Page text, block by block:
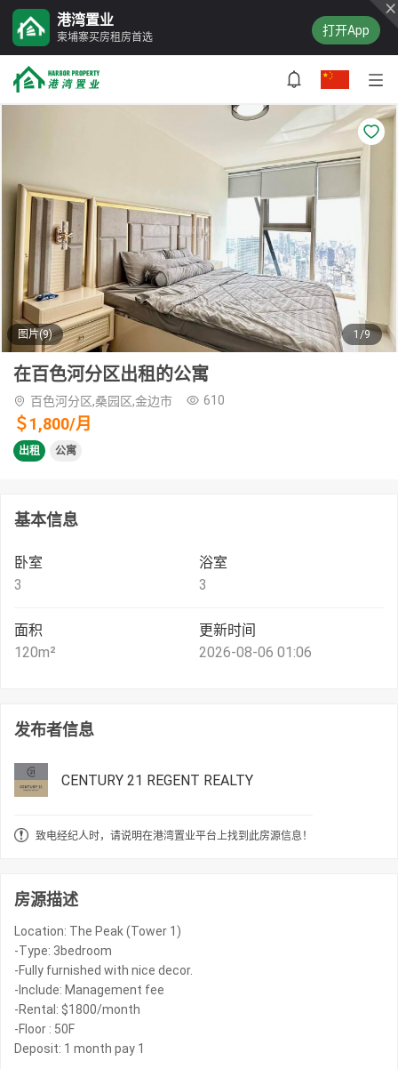
港湾置业
柬埔寨买房租房首选 打开App
图片(9) 1/9
在百色河分区出租的公寓
百色河分区,桑园区,金边市 610
＄1,800/月
出租 公寓
基本信息
卧室
3
浴室
3
面积
120m²
更新时间
2026-08-06 01:06
发布者信息
CENTURY 21 REGENT REALTY
致电经纪人时，请说明在港湾置业平台上找到此房源信息！
房源描述
Location: The Peak (Tower 1)
-Type: 3bedroom
-Fully furnished with nice decor.
-Include: Management fee
-Rental: $1800/month
-Floor : 50F
Deposit: 1 month pay 1